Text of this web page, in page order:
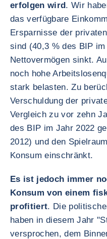
erfolgen wird. Wir
das verfügbare
Ersparnisse der
sind (40,3 % des BIP
Nettovermögen sinkt.
noch hohe
stark belasten. Zu
Verschuldung der
Vergleich zu vor zehn
des BIP im Jahr 2022
2012) und den
Konsum einschränkt.
Es ist jedoch immer
Konsum von einem
profitiert. Die
haben in diesem Jahr
versprochen, dem